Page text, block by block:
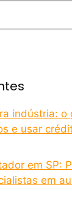
indústria: o
e usar
em SP:
em